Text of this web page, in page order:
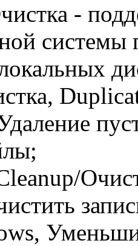
-
системы